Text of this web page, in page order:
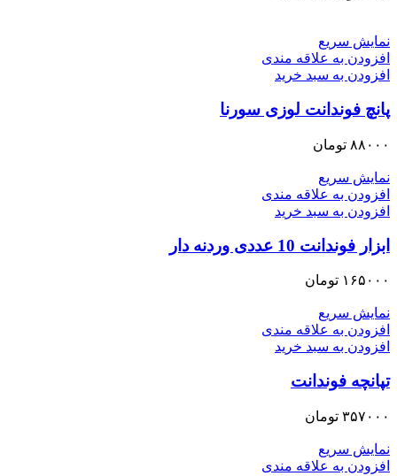
نمایش سریع
افزودن به علاقه مندی
افزودن به سبد خرید
پانچ فوندانت لوزی سورنا
۸۸۰۰۰ تومان
نمایش سریع
افزودن به علاقه مندی
افزودن به سبد خرید
ابزار فوندانت 10 عددی وردنه دار
۱۶۵۰۰۰ تومان
نمایش سریع
افزودن به علاقه مندی
افزودن به سبد خرید
تپانچه فوندانت
۳۵۷۰۰۰ تومان
نمایش سریع
افزودن به علاقه مندی